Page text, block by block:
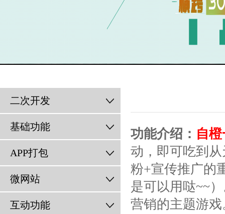
二次开发
基础功能
APP打包
微网站
互动功能
功能介绍： 自
动，即可吃到
粉+宣传推广的
是可以用哒~~
营销的主题游戏